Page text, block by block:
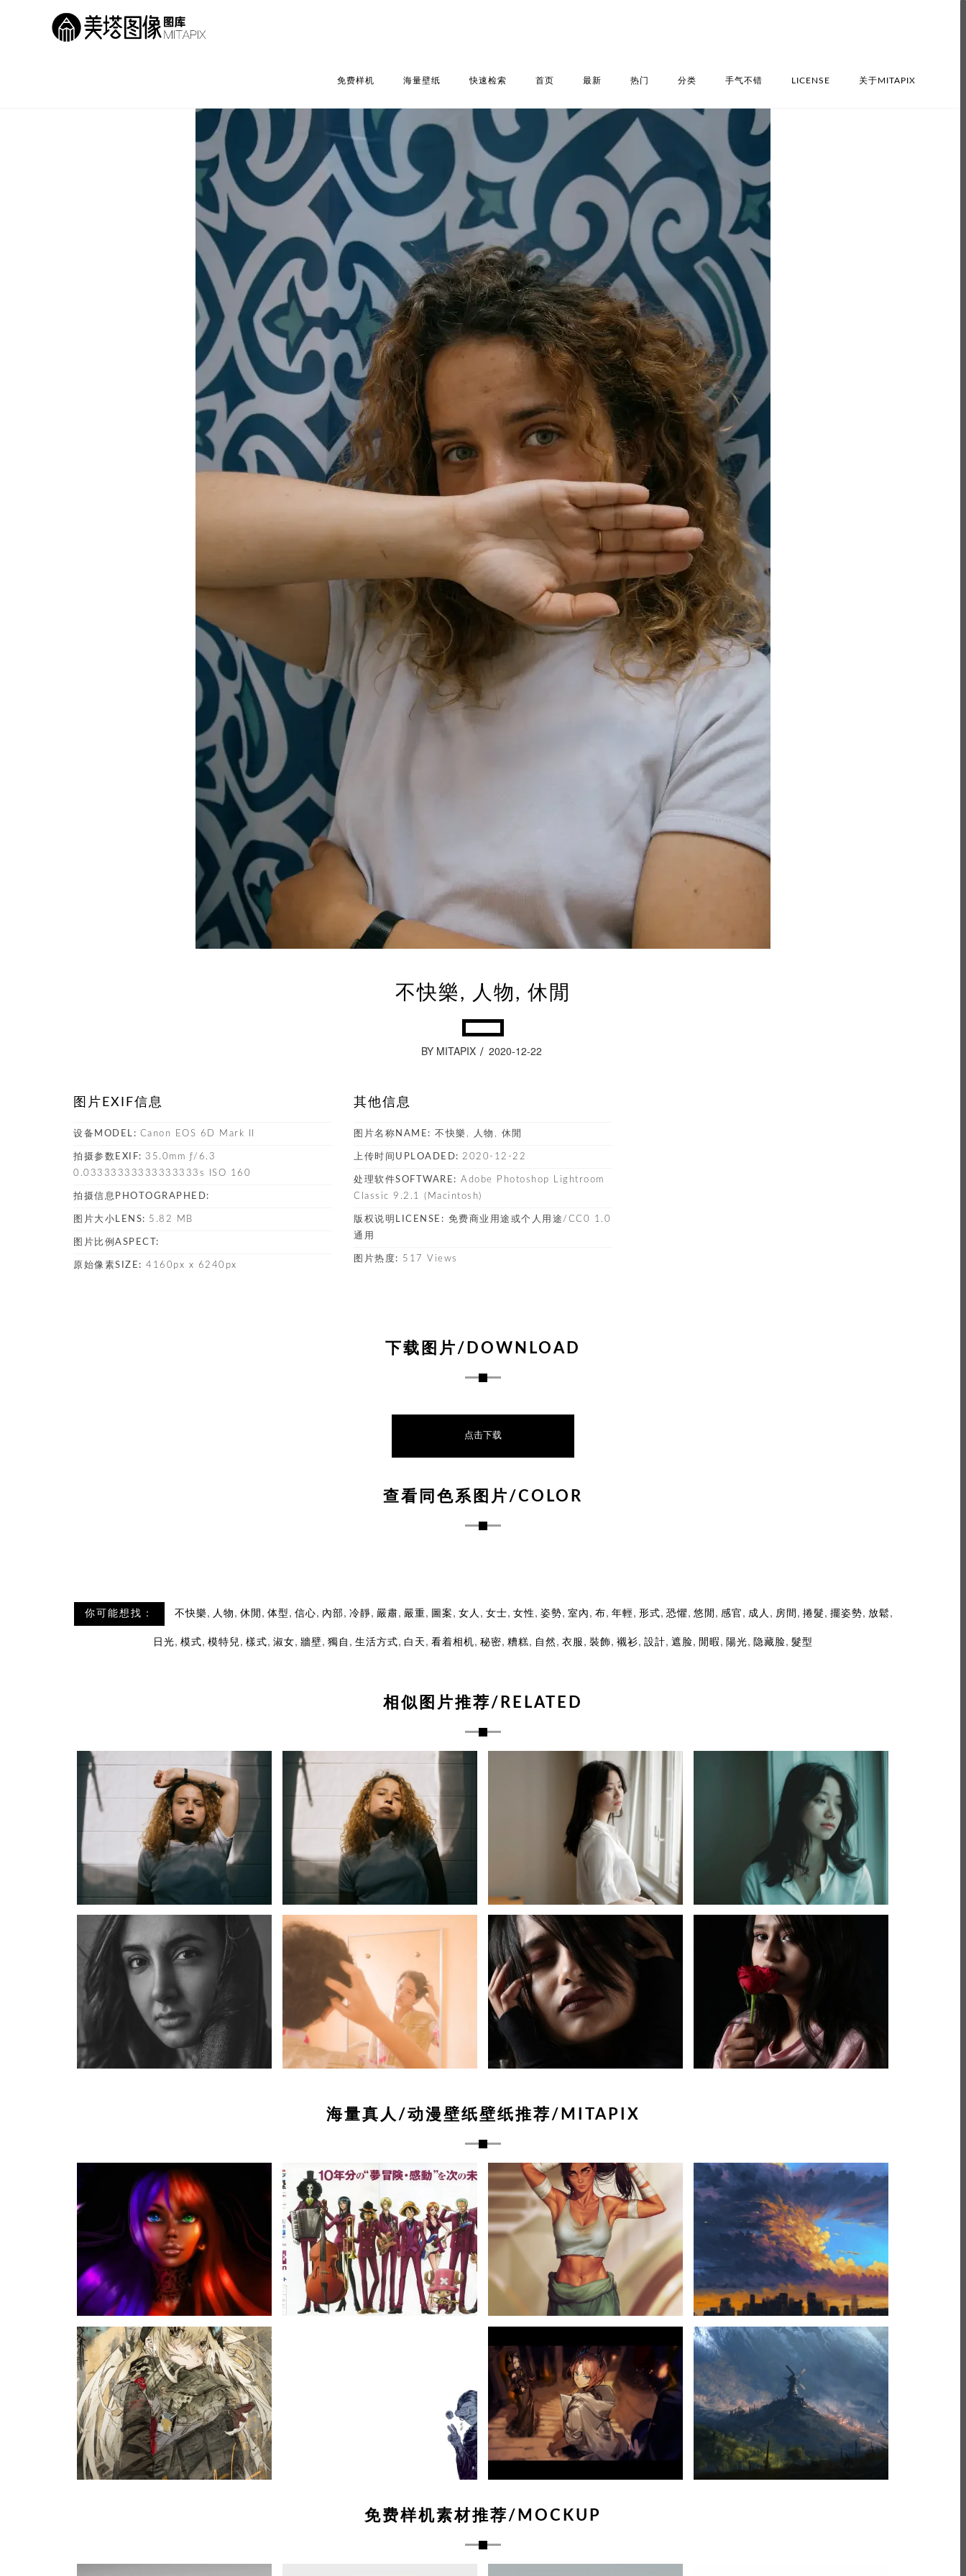
免费样机 海量壁纸 快速检索 首页 最新 热门 分类 手气不错 LICENSE 关于MITAPIX
不快樂, 人物, 休閒
BY MITAPIX 2020-12-22
图片EXIF信息
设备MODEL: Canon EOS 6D Mark II
拍摄参数EXIF: 35.0mm ƒ/6.3
0.03333333333333333s ISO 160
拍摄信息PHOTOGRAPHED:
图片大小LENS: 5.82 MB
图片比例ASPECT:
原始像素SIZE: 4160px x 6240px
其他信息
图片名称NAME: 不快樂, 人物, 休閒
上传时间UPLOADED: 2020-12-22
处理软件SOFTWARE: Adobe Photoshop Lightroom
Classic 9.2.1 (Macintosh)
版权说明LICENSE: 免费商业用途或个人用途/CC0 1.0
通用
图片热度: 517 Views
下载图片/DOWNLOAD
点击下载
查看同色系图片/COLOR
你可能想找： 不快樂 , 人物 , 休閒 , 体型 , 信心, 內部, 冷靜, 嚴肅, 嚴重, 圖案 , 女人 , 女士, 女性 , 姿勢, 室內 , 布, 年輕 , 形式, 恐懼 , 悠閒 , 感官 , 成人 , 房間 , 捲髮, 擺姿勢, 放鬆,
日光, 模式, 模特兒, 樣式, 淑女, 牆壁, 獨自 , 生活方式, 白天 , 看着相机, 秘密, 糟糕, 自然 , 衣服 , 裝飾, 襯衫, 設計, 遮脸, 閒暇 , 陽光, 隐藏脸, 髮型
相似图片推荐/RELATED
海量真人/动漫壁纸壁纸推荐/MITAPIX
免费样机素材推荐/MOCKUP